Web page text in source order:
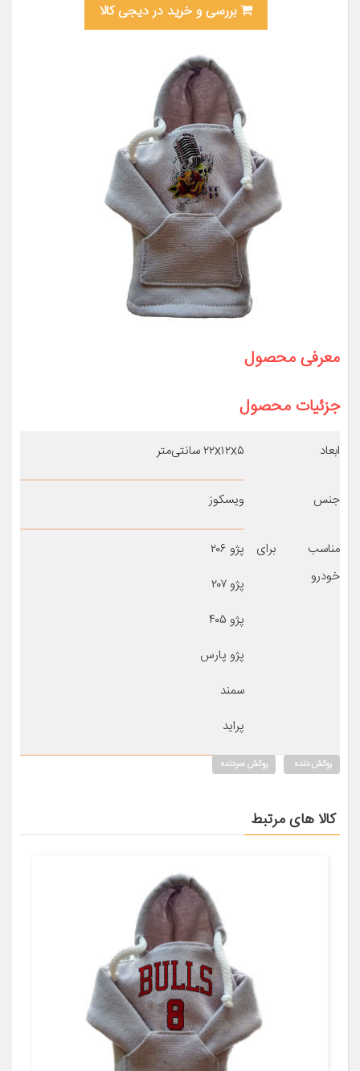
بررسی و خرید در دیجی کالا
معرفی محصول
جزئیات محصول
ابعاد ۲۲x۱۲x۵ سانتی‌متر
جنس ویسکوز
مناسب برای
خودرو
پژو ۲۰۶
پژو ۲۰۷
پژو ۴۰۵
پژو پارس
سمند
پراید
روکش دنده روکش سردنده
کالا های مرتبط